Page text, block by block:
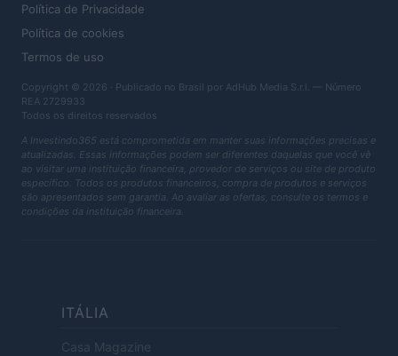
Política de Privacidade
Política de cookies
Termos de uso
Copyright © 2026 · Publicado no Brasil por AdHub Media S.r.l. — Número
REA 2729933
Todos os direitos reservados
A Investindo365 está comprometida em manter suas informações precisas e
atualizadas. Essas informações podem ser diferentes daquelas que você vê
ao visitar uma instituição financeira, provedor de serviços ou site de produto
específico. Todos os produtos financeiros, compra de produtos e serviços
são apresentados sem garantia. Ao avaliar as ofertas, consulte os termos e
condições da instituição financeira.
ITÁLIA
Casa Magazine